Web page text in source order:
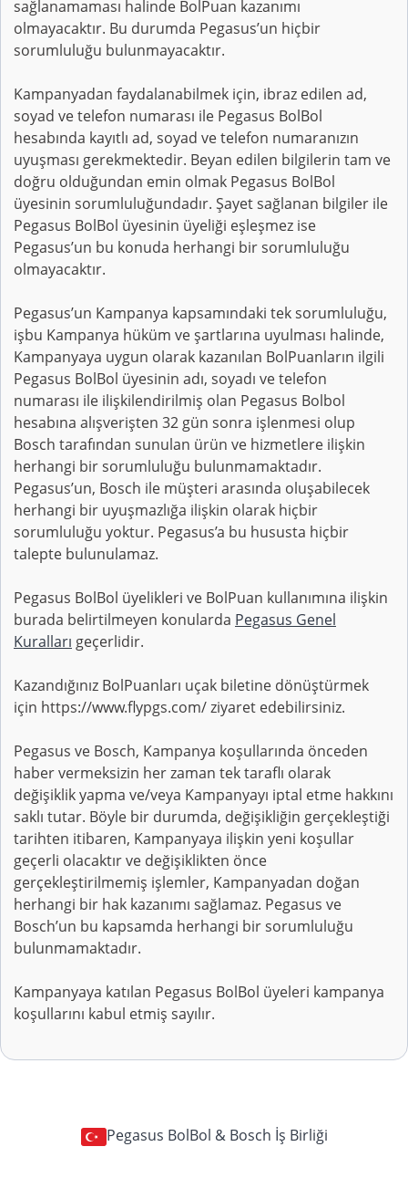
sağlanamaması halinde BolPuan kazanımı
olmayacaktır. Bu durumda Pegasus’un hiçbir
sorumluluğu bulunmayacaktır.
Kampanyadan faydalanabilmek için, ibraz edilen ad,
soyad ve telefon numarası ile Pegasus BolBol
hesabında kayıtlı ad, soyad ve telefon numaranızın
uyuşması gerekmektedir. Beyan edilen bilgilerin tam ve
doğru olduğundan emin olmak Pegasus BolBol
üyesinin sorumluluğundadır. Şayet sağlanan bilgiler ile
Pegasus BolBol üyesinin üyeliği eşleşmez ise
Pegasus’un bu konuda herhangi bir sorumluluğu
olmayacaktır.
Pegasus’un Kampanya kapsamındaki tek sorumluluğu,
işbu Kampanya hüküm ve şartlarına uyulması halinde,
Kampanyaya uygun olarak kazanılan BolPuanların ilgili
Pegasus BolBol üyesinin adı, soyadı ve telefon
numarası ile ilişkilendirilmiş olan Pegasus Bolbol
hesabına alışverişten 32 gün sonra işlenmesi olup
Bosch tarafından sunulan ürün ve hizmetlere ilişkin
herhangi bir sorumluluğu bulunmamaktadır.
Pegasus’un, Bosch ile müşteri arasında oluşabilecek
herhangi bir uyuşmazlığa ilişkin olarak hiçbir
sorumluluğu yoktur. Pegasus’a bu hususta hiçbir
talepte bulunulamaz.
Pegasus BolBol üyelikleri ve BolPuan kullanımına ilişkin
burada belirtilmeyen konularda Pegasus Genel
Kuralları geçerlidir.
Kazandığınız BolPuanları uçak biletine dönüştürmek
için https://www.flypgs.com/ ziyaret edebilirsiniz.
Pegasus ve Bosch, Kampanya koşullarında önceden
haber vermeksizin her zaman tek taraflı olarak
değişiklik yapma ve/veya Kampanyayı iptal etme hakkını
saklı tutar. Böyle bir durumda, değişikliğin gerçekleştiği
tarihten itibaren, Kampanyaya ilişkin yeni koşullar
geçerli olacaktır ve değişiklikten önce
gerçekleştirilmemiş işlemler, Kampanyadan doğan
herhangi bir hak kazanımı sağlamaz. Pegasus ve
Bosch’un bu kapsamda herhangi bir sorumluluğu
bulunmamaktadır.
Kampanyaya katılan Pegasus BolBol üyeleri kampanya
koşullarını kabul etmiş sayılır.
Pegasus BolBol & Bosch İş Birliği